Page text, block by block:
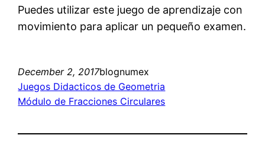
Puedes utilizar este juego de aprendizaje con
movimiento para aplicar un pequeño examen.
December 2, 2017blognumex
Juegos Didacticos de Geometria
Módulo de Fracciones Circulares